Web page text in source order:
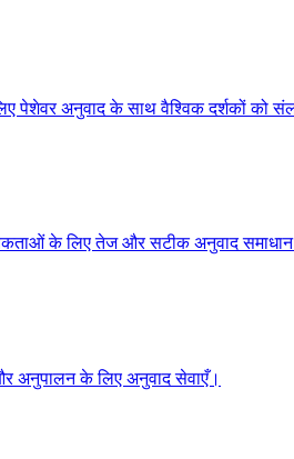
पेशेवर अनुवाद के साथ वैश्विक दर्शकों को
के लिए तेज और सटीक अनुवाद
अनुपालन के लिए अनुवाद सेवाएँ।